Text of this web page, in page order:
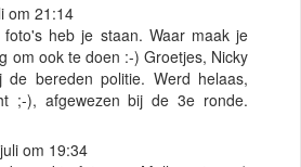
om 21:14
heb je staan. Waar maak je
om ook te doen :-) Groetjes, Nicky
bereden politie. Werd helaas,
;-), afgewezen bij de 3e ronde.
om 19:34